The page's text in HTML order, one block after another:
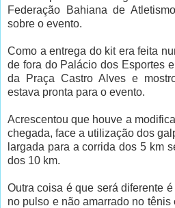
Federação Bahiana de
sobre o evento.
Como a entrega do kit era feita
de fora do Palácio dos Esportes
da Praça Castro Alves e
estava pronta para o evento.
Acrescentou que houve a
chegada, face a utilização dos
largada para a corrida dos 5 km
dos 10 km.
Outra coisa é que será diferente
no pulso e não amarrado no